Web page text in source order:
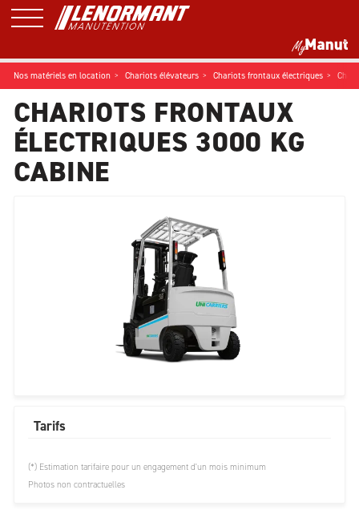
Nos matériels en location Chariots élévateurs Chariots frontaux électriques
CHARIOTS FRONTAUX
ÉLECTRIQUES 3000 KG
CABINE
Tarifs
(*) Estimation tarifaire pour un engagement d'un mois minimum
Photos non contractuelles